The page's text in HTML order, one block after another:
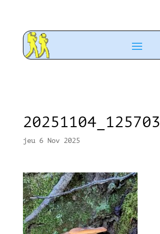
20251104_125703
jeu 6 Nov 2025